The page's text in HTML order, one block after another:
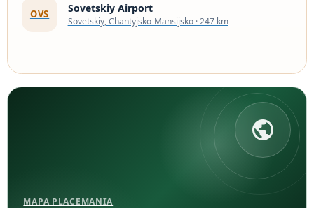
OVS Sovetskiy Airport
Sovetskiy, Chantyjsko-Mansijsko · 247 km
public
MAPA PLACEMANIA